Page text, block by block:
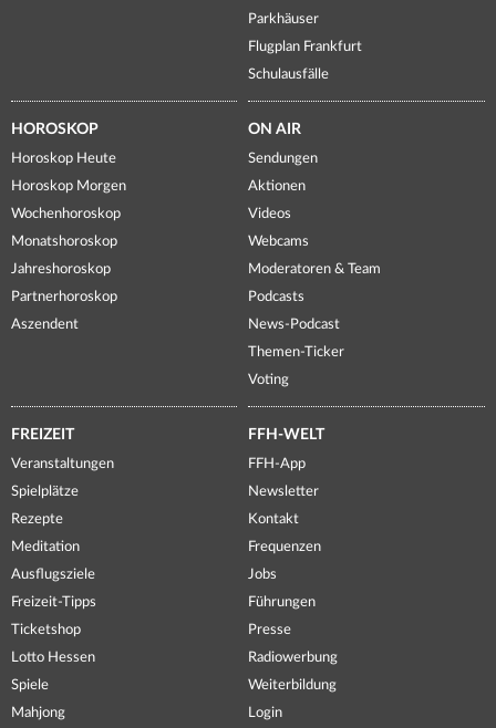
Parkhäuser
Flugplan Frankfurt
Schulausfälle
HOROSKOP
Horoskop Heute
Horoskop Morgen
Wochenhoroskop
Monatshoroskop
Jahreshoroskop
Partnerhoroskop
Aszendent
ON AIR
Sendungen
Aktionen
Videos
Webcams
Moderatoren & Team
Podcasts
News-Podcast
Themen-Ticker
Voting
FREIZEIT
Veranstaltungen
Spielplätze
Rezepte
Meditation
Ausflugsziele
Freizeit-Tipps
Ticketshop
Lotto Hessen
Spiele
Mahjong
FFH-WELT
FFH-App
Newsletter
Kontakt
Frequenzen
Jobs
Führungen
Presse
Radiowerbung
Weiterbildung
Login